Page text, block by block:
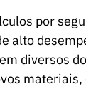
por
alto
diversos
materiais,